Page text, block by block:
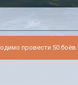
провести 50 боёв.